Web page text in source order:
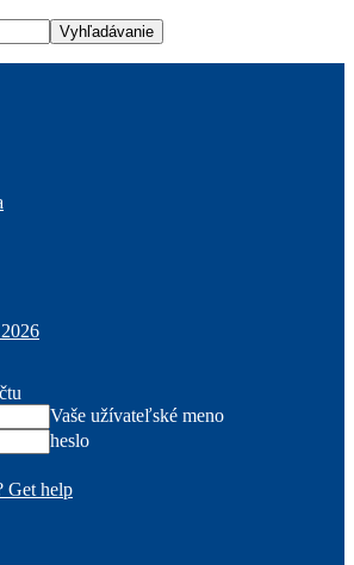
Vaše užívateľské meno
heslo
Get help